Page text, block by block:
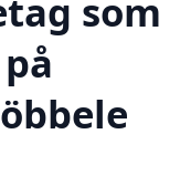
som